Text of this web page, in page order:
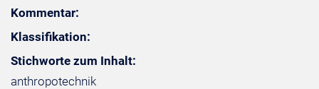
Kommentar:
Klassifikation:
Stichworte zum Inhalt:
anthropotechnik